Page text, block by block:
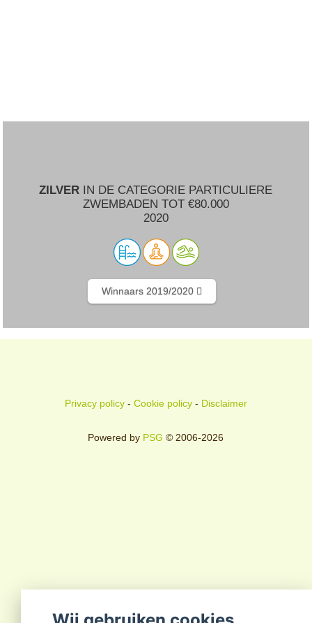
ZILVER IN DE CATEGORIE PARTICULIERE
ZWEMBADEN TOT €80.000
2020
Winnaars 2019/2020
Privacy policy- Cookie policy- Disclaimer
Powered by PSG © 2006-2026